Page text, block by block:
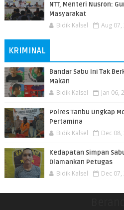
NTT, Menteri Nusron:
Masyarakat
Bidik Kalsel Aug 07,
KRIMINAL
Bandar Sabu Ini Tak
Makan
Bidik Kalsel Jan 06,
Polres Tanbu Ungkap
Pertamina
Bidik Kalsel Dec 08,
Kedapatan Simpan
Diamankan Petugas
Bidik Kalsel Dec 07,